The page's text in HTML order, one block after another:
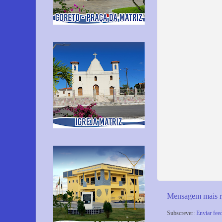
Mensagem mais
Subscrever: Enviar